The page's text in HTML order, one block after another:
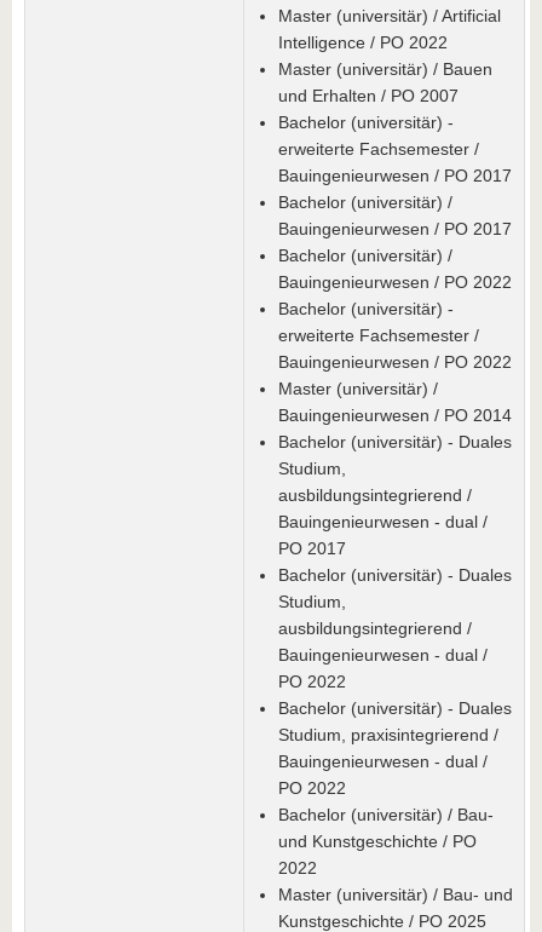
Master (universitär) / Artificial
Intelligence / PO 2022
Master (universitär) / Bauen
und Erhalten / PO 2007
Bachelor (universitär) -
erweiterte Fachsemester /
Bauingenieurwesen / PO 2017
Bachelor (universitär) /
Bauingenieurwesen / PO 2017
Bachelor (universitär) /
Bauingenieurwesen / PO 2022
Bachelor (universitär) -
erweiterte Fachsemester /
Bauingenieurwesen / PO 2022
Master (universitär) /
Bauingenieurwesen / PO 2014
Bachelor (universitär) - Duales
Studium,
ausbildungsintegrierend /
Bauingenieurwesen - dual /
PO 2017
Bachelor (universitär) - Duales
Studium,
ausbildungsintegrierend /
Bauingenieurwesen - dual /
PO 2022
Bachelor (universitär) - Duales
Studium, praxisintegrierend /
Bauingenieurwesen - dual /
PO 2022
Bachelor (universitär) / Bau-
und Kunstgeschichte / PO
2022
Master (universitär) / Bau- und
Kunstgeschichte / PO 2025